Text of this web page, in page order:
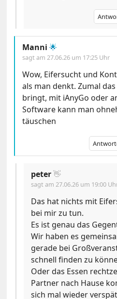
Manni 🌟
sagt am27.06.26 um 17:25 Uhr
Wow, Eifersucht und
als man denkt. Zumal
bringt, mit iAnyGo oder
Software kann man
täuschen
peter👋
sagt am27.06.26 um 19:00
Das hat nichts mit
bei mir zu tun.
Es ist genau das
Wir haben es
gerade bei
schnell finden zu
Oder das Essen
Partner nach Hause
sich mal wieder